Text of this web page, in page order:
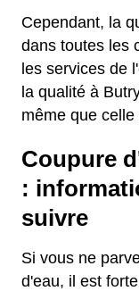
Cependant, la
dans toutes les
les services de
la qualité à
même que
Coupure
:
suivre
Si vous ne
d'eau, il est